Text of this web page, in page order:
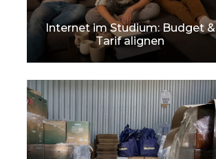
Internet im Studium: Budget &
Tarif alignen